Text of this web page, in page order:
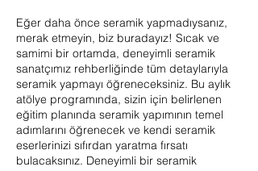
Eğer daha önce seramik yapmadıysanız,
merak etmeyin, biz buradayız! Sıcak ve
samimi bir ortamda, deneyimli seramik
sanatçımız rehberliğinde tüm detaylarıyla
seramik yapmayı öğreneceksiniz. Bu aylık
atölye programında, sizin için belirlenen
eğitim planında seramik yapımının temel
adımlarını öğrenecek ve kendi seramik
eserlerinizi sıfırdan yaratma fırsatı
bulacaksınız. Deneyimli bir seramik